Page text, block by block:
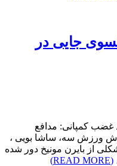
جایی در
غضب کمپانی: مدافع
ورزش سه، ساشا بویی ،
از بایرن مونیخ دور شده
(READ MORE)